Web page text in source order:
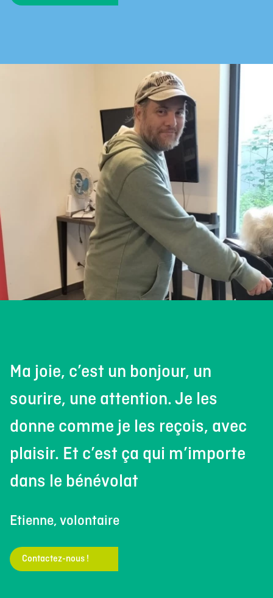
Ma joie, c’est un bonjour, un
sourire, une attention. Je les
donne comme je les reçois, avec
plaisir. Et c’est ça qui m’importe
dans le bénévolat
Etienne, volontaire
Contactez-nous !